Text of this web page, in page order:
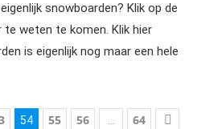
snowboarden? Klik op de
weten te komen. Klik hier
is eigenlijk nog maar een hele
54 55 56 64